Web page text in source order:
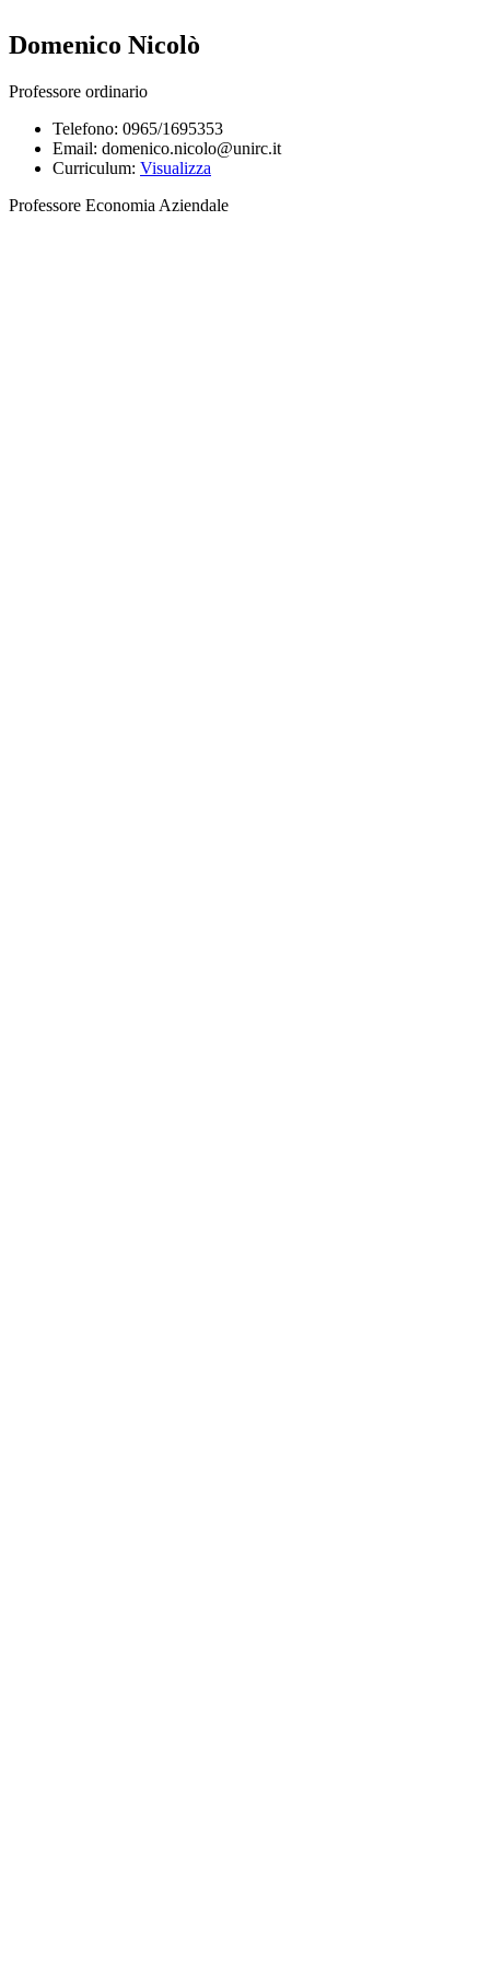
Domenico Nicolò
Professore ordinario
Telefono: 0965/1695353
Email: domenico.nicolo@unirc.it
Curriculum: Visualizza
Professore Economia Aziendale